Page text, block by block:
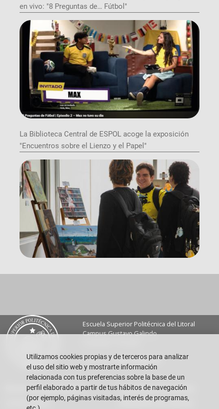
en vivo: "8 Preguntas de… Fútbol"
La Biblioteca Central de ESPOL acoge la exposición
"Encuentros sobre el Lienzo y el Papel"
Utilizamos cookies propias y de terceros para analizar
el uso del sitio web y mostrarte información
relacionada con tus preferencias sobre la base de un
perfil elaborado a partir de tus hábitos de navegación
(por ejemplo, páginas visitadas, interés de programas,
Escuela Superior Politécnica del Litoral
Campus Gustavo Galindo
Teléfono: +593-4 2269 269
Buzón de sugerencias
Contáctanos
Preguntas Frecuentes
Rendición de cuentas